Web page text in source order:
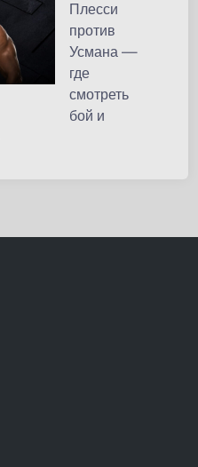
Плесси
против
Усмана —
где
смотреть
бой и